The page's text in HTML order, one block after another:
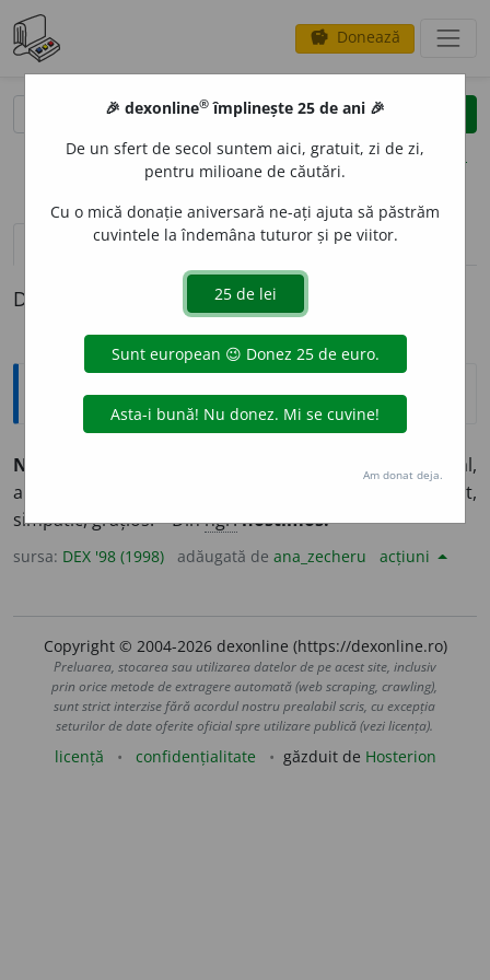
savings Donează
clear
opțiuni
definiții (1) pronunțievolume_up (3)
Definiția cu ID-ul 48699:
Explicative DEX
N
Plin de haz; spiritual,
amuzant. ♦ Caraghios, ridicol.
Atrăgător, plăcut,
simpatic, grațios. – Dinngr.nóstimos.
sursa: DEX '98 (1998) adăugată de ana_zecheru acțiuni
Copyright © 2004-2026 dexonline (https://dexonline.ro)
Preluarea, stocarea sau utilizarea datelor de pe acest site, inclusiv
prin orice metode de extragere automată (web scraping, crawling),
sunt strict interzise fără acordul nostru prealabil scris, cu excepția
seturilor de date oferite oficial spre utilizare publică (vezi licența).
licență confidențialitate găzduit de Hosterion
🎉 dexonline® împlinește 25 de ani 🎉
De un sfert de secol suntem aici, gratuit, zi de zi,
pentru milioane de căutări.
Cu o mică donație aniversară ne-ați ajuta să păstrăm
cuvintele la îndemâna tuturor și pe viitor.
Am donat deja.